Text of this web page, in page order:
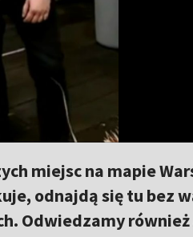
miejsc na mapie
odnajdą się tu bez
Odwiedzamy również